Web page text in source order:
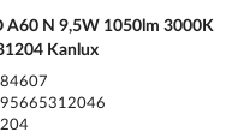
A60 N 9,5W 1050lm 3000K
Kanlux